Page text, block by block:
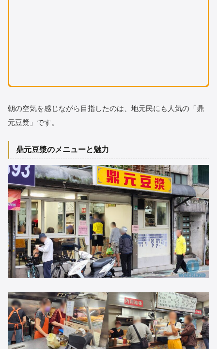
朝の空気を感じながら目指したのは、地元民にも人気の「鼎
元豆漿」です。
鼎元豆漿のメニューと魅力